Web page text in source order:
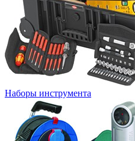
Наборы инструмента